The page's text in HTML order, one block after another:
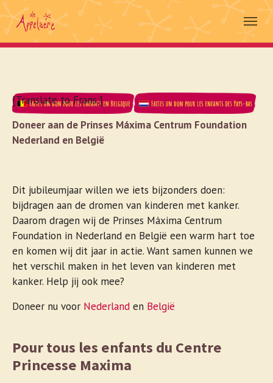
Skip to main navigation
Aller au contenu principal
Skip to page footer
[Translate to Frans:]
Doneer aan de Prinses Máxima Centrum Foundation
Nederland en België
Dit jubileumjaar willen we iets bijzonders doen:
bijdragen aan de dromen van kinderen met kanker.
Daarom dragen wij de Prinses Máxima Centrum
Foundation in Nederland en België een warm hart toe
en komen wij dit jaar in actie. Want samen kunnen we
het verschil maken in het leven van kinderen met
kanker. Help jij ook mee?
Doneer nu voor Nederland en België
Pour tous les enfants du Centre
Princesse Maxima